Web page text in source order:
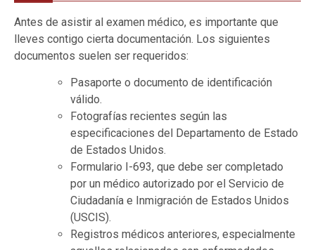
Antes de asistir al examen médico, es importante que
lleves contigo cierta documentación. Los siguientes
documentos suelen ser requeridos:
Pasaporte o documento de identificación
válido.
Fotografías recientes según las
especificaciones del Departamento de Estado
de Estados Unidos.
Formulario I-693, que debe ser completado
por un médico autorizado por el Servicio de
Ciudadanía e Inmigración de Estados Unidos
(USCIS).
Registros médicos anteriores, especialmente